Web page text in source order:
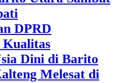
DPRD
Dini di Barito
Melesat di